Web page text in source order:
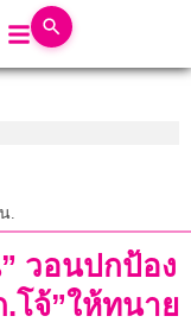
.
วอนปกป้อง
โจ้”ให้ทนาย